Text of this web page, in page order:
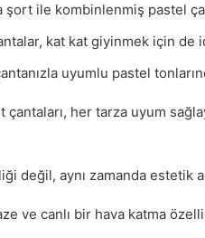
şort ile kombinlenmiş pastel
kat kat giyinmek için de
uyumlu pastel
çantaları, her tarza uyum
değil, aynı zamanda
ve canlı bir hava katma